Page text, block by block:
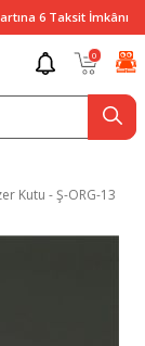
6 Taksit İmkânı
0
Kutu - Ş-ORG-13